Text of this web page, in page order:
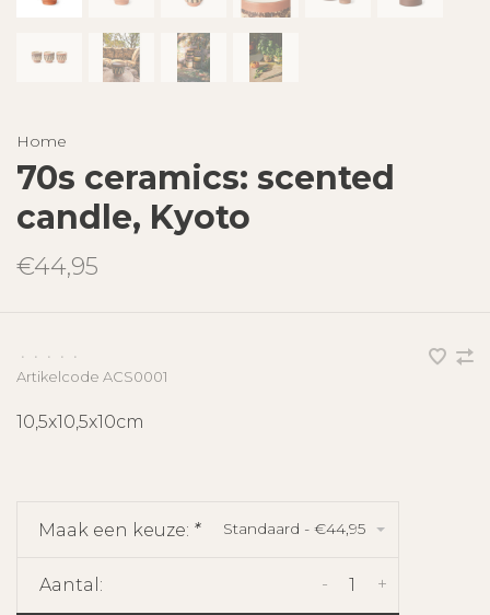
Home
70s ceramics: scented
candle, Kyoto
€44,95
• • • •
•
Artikelcode ACS0001
10,5x10,5x10cm
Maak een keuze: * Standaard - €44,95
Aantal: +
-